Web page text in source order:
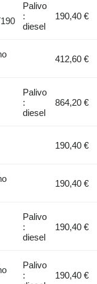
Palivo
:
diesel
190,40 €
412,60 €
Palivo
:
diesel
864,20 €
190,40 €
190,40 €
Palivo
:
diesel
190,40 €
Palivo
:
190,40 €